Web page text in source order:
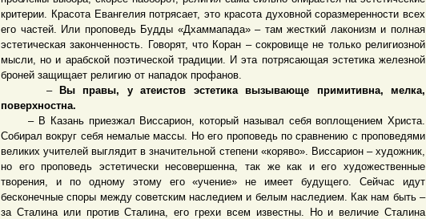
критерии. Красота Евангелия потрясает, это красота духовной соразмеренности всех
его частей. Или проповедь Будды «Дхаммапада» – там жесткий лаконизм и полная
эстетическая законченность. Говорят, что Коран – сокровище не только религиозной
мысли, но и арабской поэтической традиции. И эта потрясающая эстетика железной
броней защищает религию от нападок профанов.
–
Вы правы, у атеистов эстетика вызывающе примитивна, мелка,
поверхностна.
– В Казань приезжал Виссарион, который называл себя воплощением Христа.
Собирал вокруг себя немалые массы. Но его проповедь по сравнению с проповедями
великих учителей выглядит в значительной степени «коряво». Виссарион – художник,
но его проповедь эстетически несовершенна, так же как и его художественные
творения, и по одному этому его «учение» не имеет будущего. Сейчас идут
бесконечные споры между советским наследием и белым наследием. Как нам быть –
за Сталина или против Сталина, его грехи всем известны. Но и величие Сталина